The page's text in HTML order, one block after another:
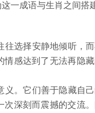
一成语与生肖之间搭
选择安静地倾听，
感达到了无法再隐
。它们善于隐藏自
深刻而震撼的交流